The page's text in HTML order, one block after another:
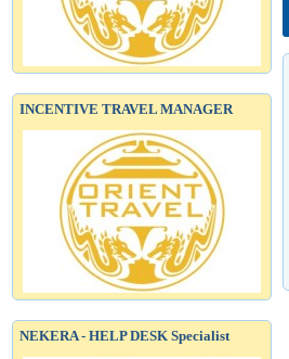
INCENTIVE TRAVEL MANAGER
NEKERA - HELP DESK Specialist